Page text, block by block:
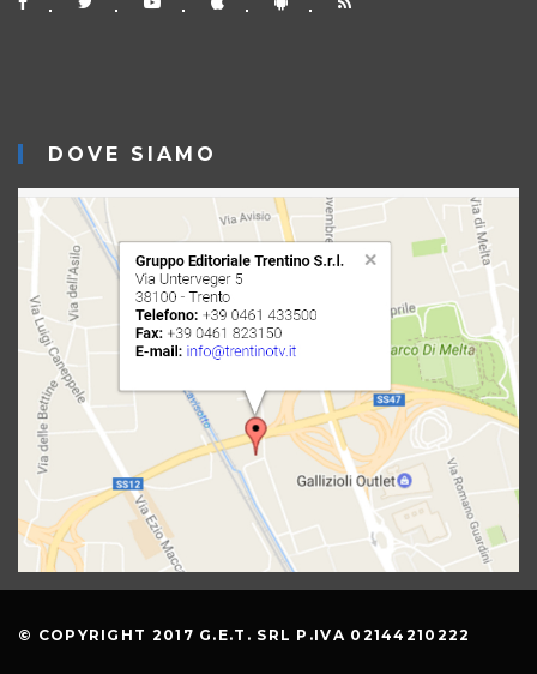
DOVE SIAMO
© COPYRIGHT 2017 G.E.T. SRL P.IVA 02144210222